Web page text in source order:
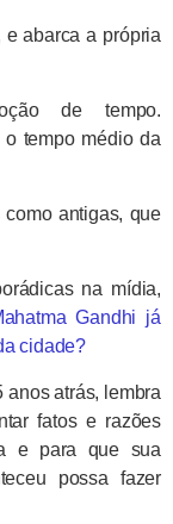
abarca a própria
de tempo.
o tempo médio da
antigas, que
na mídia,
Gandhi já
cidade?
anos atrás, lembra
fatos e razões
e para que sua
possa fazer